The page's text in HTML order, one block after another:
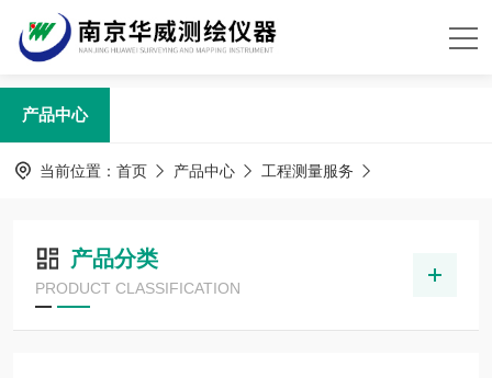
产品中心
当前位置： 首页 产品中心 工程测量服务
产品分类
PRODUCT CLASSIFICATION